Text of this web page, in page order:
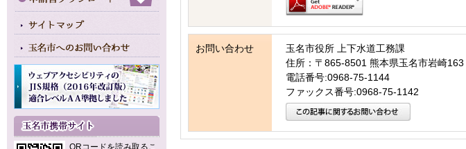
QRコードを読み取るこ
お問い合わせ
玉名市役所 上下水道工務課
住所：〒865-8501 熊本県玉名市岩崎163
電話番号:0968-75-1144
ファックス番号:0968-75-1142